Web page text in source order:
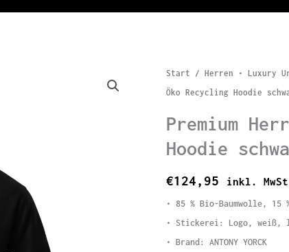
Start / Herren • Luxury
Öko Recycling Hoodie
Premium
Hoodie
€124,95 inkl.
• 85 % Bio-Baumwolle,
• Stickerei: Logo, weiß,
• Brand: ANTONY YORCK